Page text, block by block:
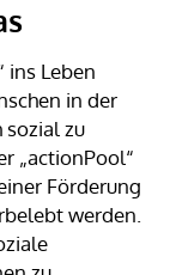
ins Leben
in der
zu
„actionPool“
Förderung
werden.